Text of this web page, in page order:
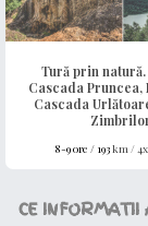
Tură prin
Cascada
Cascada
8-9 ore /193km /
CE